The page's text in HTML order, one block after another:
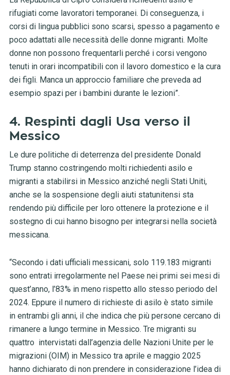
rifugiati come lavoratori temporanei. Di conseguenza, i
corsi di lingua pubblici sono scarsi, spesso a pagamento e
poco adattati alle necessità delle donne migranti. Molte
donne non possono frequentarli perché i corsi vengono
tenuti in orari incompatibili con il lavoro domestico e la cura
dei figli. Manca un approccio familiare che preveda ad
esempio spazi per i bambini durante le lezioni”.
4. Respinti dagli Usa verso il
Messico
Le dure politiche di deterrenza del presidente Donald
Trump stanno costringendo molti richiedenti asilo e
migranti a stabilirsi in Messico anziché negli Stati Uniti,
anche se la sospensione degli aiuti statunitensi sta
rendendo più difficile per loro ottenere la protezione e il
sostegno di cui hanno bisogno per integrarsi nella società
messicana.
“Secondo i dati ufficiali messicani, solo 119.183 migranti
sono entrati irregolarmente nel Paese nei primi sei mesi di
quest’anno, l’83% in meno rispetto allo stesso periodo del
2024. Eppure il numero di richieste di asilo è stato simile
in entrambi gli anni, il che indica che più persone cercano di
rimanere a lungo termine in Messico. Tre migranti su
quattro intervistati dall’agenzia delle Nazioni Unite per le
migrazioni (OIM) in Messico tra aprile e maggio 2025
hanno dichiarato di non prendere in considerazione l’idea di